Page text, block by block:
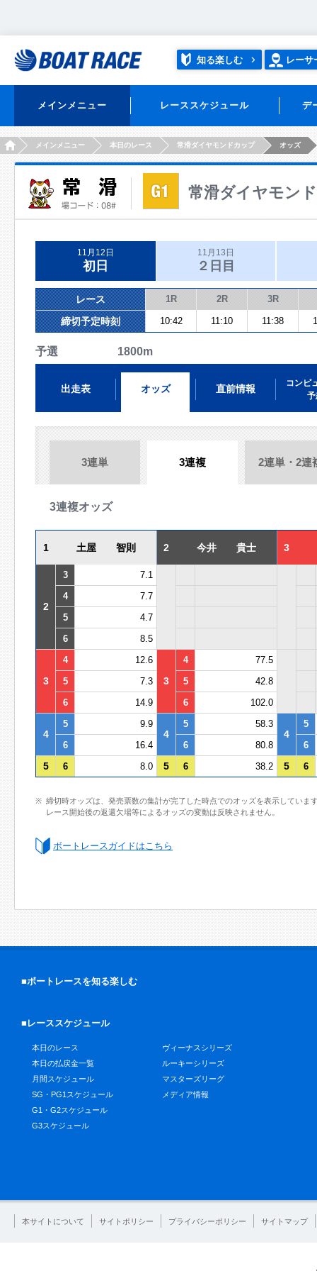
知る楽しむ レーサ
メインメニュー レーススケジュール デ
HOMEメインメニュー 本日のレース 常滑ダイヤモンドカップ オッズ
常滑ダイヤモン
11月12日
初日
11月13日
２日目
レース 1R 2R 3R
締切予定時刻 10:42 11:10 11:38
予選 1800m
出走表 オッズ 直前情報
コンピ
予
3連単 3連複 2連単・2連
3連複オッズ
1 土屋 智則 2 今井 貴士 3
2
3
7.1
4
7.7
5
4.7
6
8.5
3
4 12.6
3
4
77.5
5
7.3 5
42.8
6
14.9 6 102.0
4
5 9.9
4
5 58.3
4
5
6
16.4 6 80.8 6
5 6 8.0 5 6 38.2 5 6
締切時オッズは、発売票数の集計が完了した時点でのオッズを表示していま
レース開始後の返還欠場等によるオッズの変動は反映されません。
ボートレースガイドはこちら
■ボートレースを知る楽しむ
■レーススケジュール
本日のレース
本日の払戻金一覧
月間スケジュール
SG・PG1スケジュール
G1・G2スケジュール
G3スケジュール
ヴィーナスシリーズ
ルーキーシリーズ
マスターズリーグ
メディア情報
本サイトについて サイトポリシー プライバシーポリシー サイトマップ